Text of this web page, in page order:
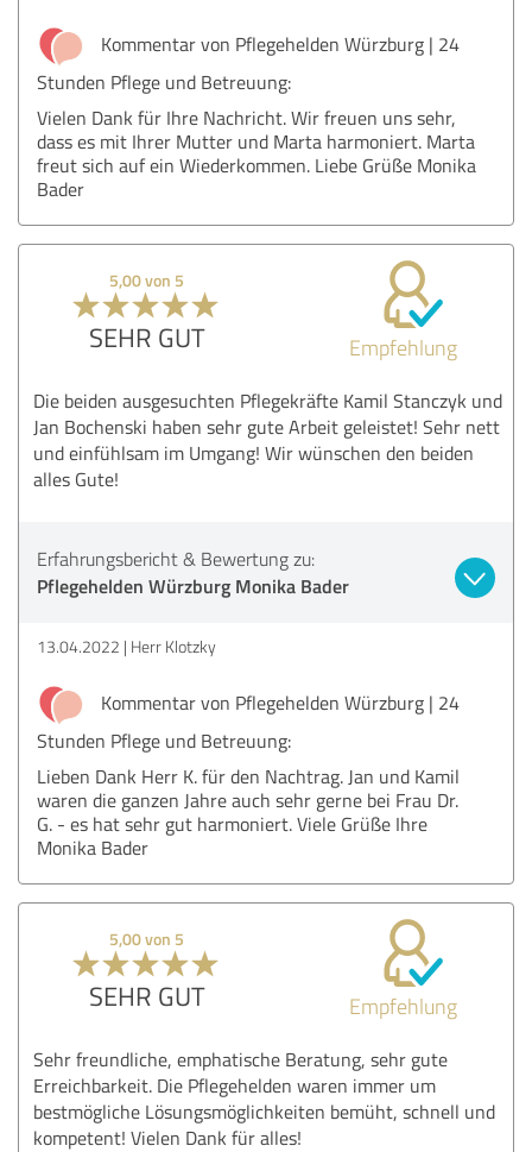
Kommentar von Pflegehelden Würzburg | 24
Stunden Pflege und Betreuung:
Vielen Dank für Ihre Nachricht. Wir freuen uns sehr,
dass es mit Ihrer Mutter und Marta harmoniert. Marta
freut sich auf ein Wiederkommen. Liebe Grüße Monika
Bader
5,00 von 5
SEHR GUT Empfehlung
Die beiden ausgesuchten Pflegekräfte Kamil Stanczyk und
Jan Bochenski haben sehr gute Arbeit geleistet! Sehr nett
und einfühlsam im Umgang! Wir wünschen den beiden
alles Gute!
Erfahrungsbericht & Bewertung zu:
Pflegehelden Würzburg Monika Bader
13.04.2022 Herr Klotzky
Kommentar von Pflegehelden Würzburg | 24
Stunden Pflege und Betreuung:
Lieben Dank Herr K. für den Nachtrag. Jan und Kamil
waren die ganzen Jahre auch sehr gerne bei Frau Dr.
G. - es hat sehr gut harmoniert. Viele Grüße Ihre
Monika Bader
5,00 von 5
SEHR GUT Empfehlung
Sehr freundliche, emphatische Beratung, sehr gute
Erreichbarkeit. Die Pflegehelden waren immer um
bestmögliche Lösungsmöglichkeiten bemüht, schnell und
kompetent! Vielen Dank für alles!